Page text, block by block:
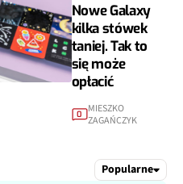
Nowe Galaxy
kilka stówek
taniej. Tak to
się może
opłacić
0 MIESZKO
ZAGAŃCZYK
Popularne